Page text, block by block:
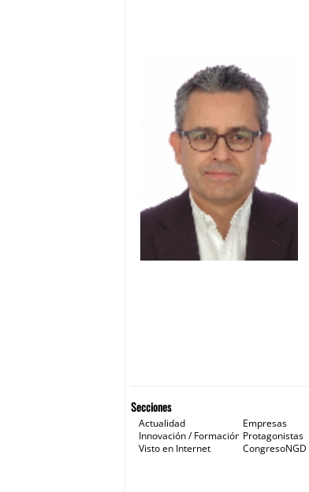
Secciones
Actualidad Empresas
Innovación / Formación Protagonistas
Visto en Internet
CongresoNGD